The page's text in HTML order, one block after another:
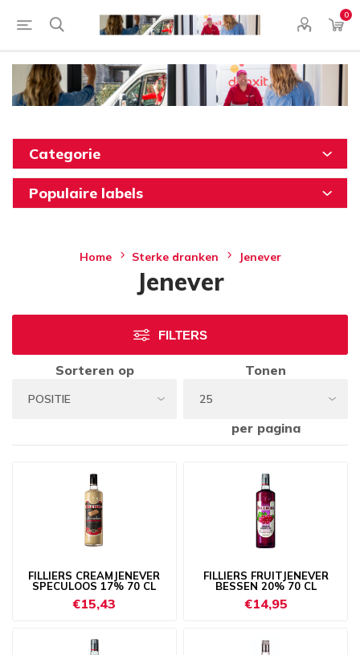
0
Categorie
Populaire labels
Home Sterke dranken Jenever
Jenever
FILTERS
Sorteren op Tonen
per pagina
FILLIERS CREAMJENEVER
SPECULOOS 17% 70 CL
€15,43
FILLIERS FRUITJENEVER
BESSEN 20% 70 CL
€14,95